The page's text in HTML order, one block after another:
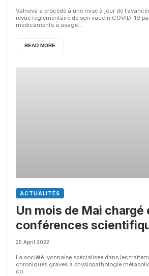
Valneva a procédé à une mise à jour de
revue réglementaire de son vaccin COVID-19
médicaments à usage...
READ MORE
ACTUALITÉS
Un mois de Mai chargé
conférences
Poxel
25 April 2022
La société lyonnaise spécialisée dans les
chroniques graves à physiopathologie
co...